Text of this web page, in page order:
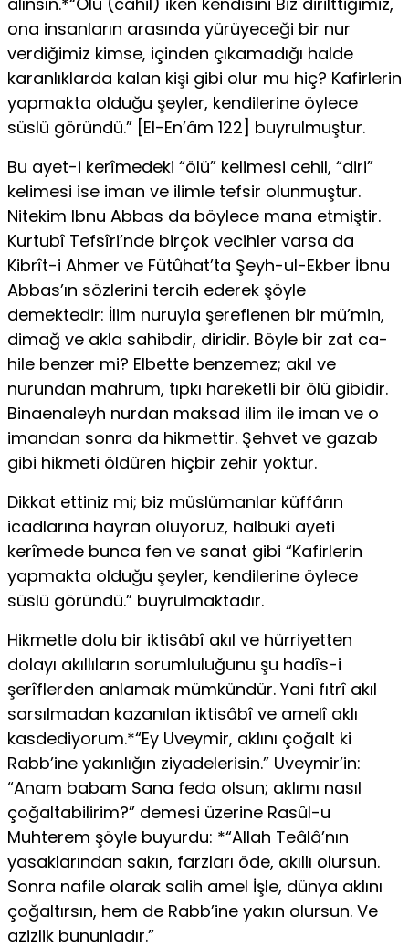
ona insanların arasında yürüyeceği bir nur
verdiğimiz kimse, içinden çıkamadığı halde
karanlıklarda kalan kişi gibi olur mu hiç? Kafirlerin
yapmakta olduğu şeyler, ken­dilerine öylece
süslü göründü.” [El-En’âm 122] buyrulmuştur.
Bu ayet-i kerîmedeki “ölü” kelimesi cehil, “diri”
kelimesi ise iman ve ilimle tefsir olunmuştur.
Nitekim Ibnu Abbas da böylece mana etmiştir.
Kurtubî Tefsîri’nde birçok vecihler varsa da
Kibrît-i Ahmer ve Fütûhat’ta Şeyh-ul-Ekber İbnu
Abbas’ın sözlerini tercih ederek şöyle
demektedir: İlim nuruyla şereflenen bir mü’min,
dimağ ve akla sahibdir, diridir. Böyle bir zat ca­
hile benzer mi? Elbette benzemez; akıl ve
nurundan mahrum, tıpkı hare­ketli bir ölü gibidir.
Binaenaleyh nurdan maksad ilim ile iman ve o
iman­dan sonra da hikmettir. Şehvet ve gazab
gibi hikmeti öldüren hiçbir zehir yoktur.
Dikkat ettiniz mi; biz müslümanlar küffârın
icadlarına hayran oluyo­ruz, halbuki ayeti
kerîmede bunca fen ve sanat gibi “Kafirlerin
yap­makta olduğu şeyler, kendilerine öylece
süslü göründü.” buyrulmaktadır.
Hikmetle dolu bir iktisâbî akıl ve hürriyetten
dolayı akıllıların sorum­luluğunu şu hadîs-i
şerîflerden anlamak mümkündür. Yani fıtrî akıl
sarsıl­madan kazanılan iktisâbî ve amelî aklı
kasdediyorum.*“Ey Uveymir, aklını çoğalt ki
Rabb’ine yakınlığın ziyadelerisin.” Uveymir’in:
“Anam babam Sana feda olsun; aklımı nasıl
çoğaltabilirim?” demesi üzerine Rasûl-u
Muhterem şöyle buyurdu: *“Allah Teâlâ’nın
yasaklarından sakın, farzları öde, akıllı olursun.
Sonra nafile olarak salih amel İşle, dünya aklını
çoğaltırsın, hem de Rabb’ine yakın olursun. Ve
azizlik bununladır.”